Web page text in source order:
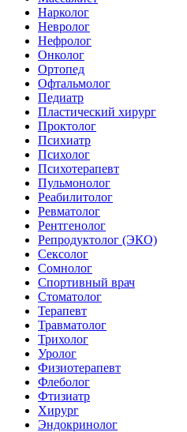
Нарколог
Невролог
Нефролог
Онколог
Ортопед
Офтальмолог
Педиатр
Пластический хирург
Проктолог
Психиатр
Психолог
Психотерапевт
Пульмонолог
Реабилитолог
Ревматолог
Рентгенолог
Репродуктолог (ЭКО)
Сексолог
Сомнолог
Спортивный врач
Стоматолог
Терапевт
Травматолог
Трихолог
Уролог
Физиотерапевт
Флеболог
Фтизиатр
Хирург
Эндокринолог